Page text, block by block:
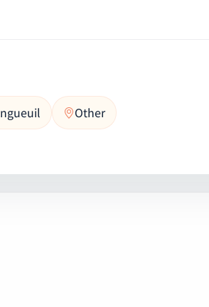
Other